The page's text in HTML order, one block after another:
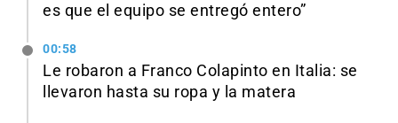
es que el equipo se entregó entero”
00:58
Le robaron a Franco Colapinto en Italia: se
llevaron hasta su ropa y la matera